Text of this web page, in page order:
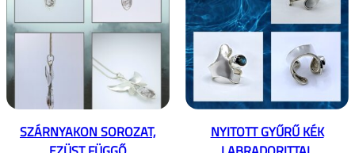
SZÁRNYAKON SOROZAT,
NYITOTT GYŰRŰ KÉK